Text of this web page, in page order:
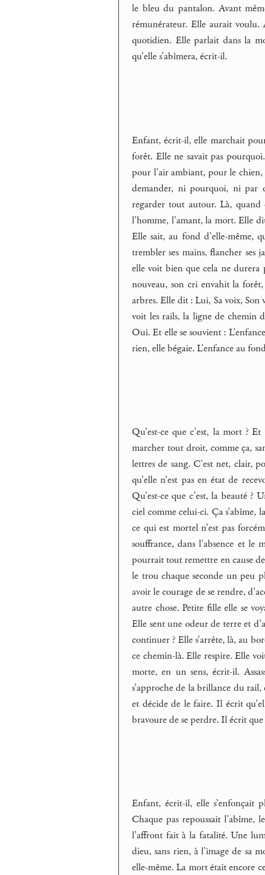
le bleu du pantalon. Avant
rémunérateur. Elle aurait voulu.
quotidien. Elle parlait dans la
qu’elle s’abîmera, écrit-il.
Enfant, écrit-il, elle marchait
forêt. Elle ne savait pas
pour l’air ambiant, pour le chien,
demander, ni pourquoi, ni par
regarder tout autour. Là,
l’homme, l’amant, la mort. Elle
Elle sait, au fond d’elle-même,
trembler ses mains, flancher ses
elle voit bien que cela ne
nouveau, son cri envahit la forêt,
arbres. Elle dit : Lui, Sa voix, Son
voit les rails, la ligne de chemin
Oui. Et elle se souvient :
rien, elle bégaie. L’enfance au
Qu’est-ce que c’est, la mort ?
marcher tout droit, comme ça,
lettres de sang. C’est net, clair,
qu’elle n’est pas en état de
Qu’est-ce que c’est, la beauté
ciel comme celui-ci. Ça s’abîme,
ce qui est mortel n’est pas
souffrance, dans l’absence et le
pourrait tout remettre en cause
le trou chaque seconde un peu
avoir le courage de se rendre,
autre chose. Petite fille elle se
Elle sent une odeur de terre et
continuer ? Elle s’arrête, là, au
ce chemin-là. Elle respire. Elle
morte, en un sens, écrit-il.
s’approche de la brillance du
et décide de le faire. Il écrit
bravoure de se perdre. Il écrit que
Enfant, écrit-il, elle s’enfonçait
Chaque pas repoussait l’abîme,
l’affront fait à la fatalité. Une
dieu, sans rien, à l’image de sa
elle-même. La mort était encore